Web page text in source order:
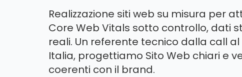
Realizzazione siti web su misura per
Core Web Vitals sotto controllo, dati
reali. Un referente tecnico dalla call
Italia, progettiamo Sito Web chiari e
coerenti con il brand.